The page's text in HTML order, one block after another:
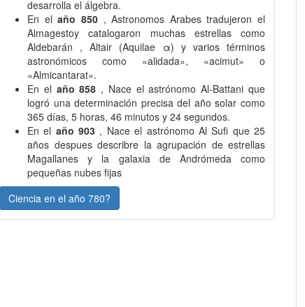
desarrolla el álgebra.
En elaño 850 , Astronomos Arabes tradujeron el
Almagestoy catalogaron muchas estrellas como
Aldebarán , Altair (Aquilae α) y varios términos
astronómicos como «alidada», «acimut» o
«Almicantarat».
En el año 858 , Nace el astrónomo Al-Battani que
logró una determinación precisa del año solar como
365 días, 5 horas, 46 minutos y 24 segundos.
En el año 903 , Nace el astrónomo Al Sufi que 25
años despues describre la agrupación de estrellas
Magallanes y la galaxia de Andrómeda como
pequeñas nubes fijas
Ciencia en el año 780?